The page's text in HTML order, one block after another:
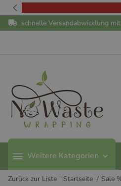
schnelle Versandabwicklung
Weitere Kategorien
Zurück zur Liste Startseite Sale